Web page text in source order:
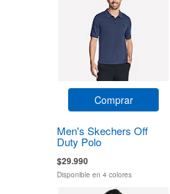
Comprar
Men's Skechers Off
Duty Polo
$29.990
Disponible en 4 colores